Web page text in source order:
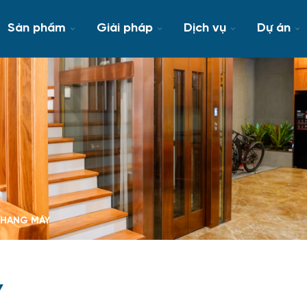
Sản phẩm Giải pháp Dịch vụ Dự án
MÁY